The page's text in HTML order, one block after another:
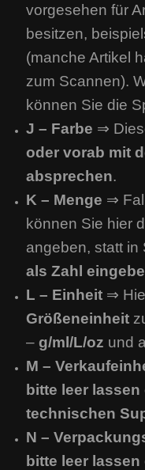
vorgesehen für
besitzen,
(manche Artikel
zum Scannen).
können Sie die
J – Farbe ⇒
oder vorab mit
absprechen.
K – Menge ⇒
können Sie hier
angeben, statt in
als Zahl
L – Einheit ⇒
Größeneinheit
– g/ml/L/oz und
M –
bitte leer
technischen
N –
bitte leer